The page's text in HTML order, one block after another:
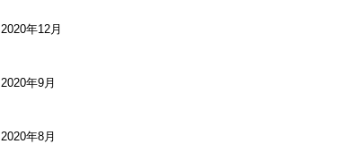
2020年12月
2020年9月
2020年8月